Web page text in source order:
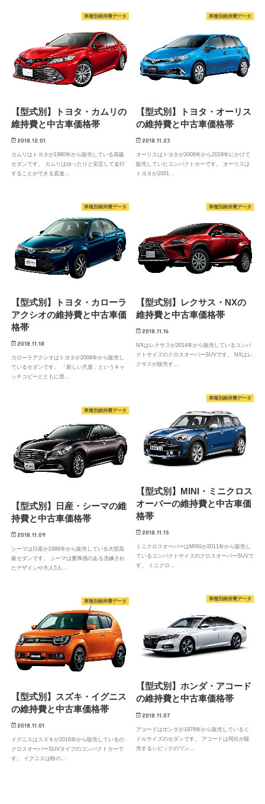
車種別維持費データ
【型式別】トヨタ・カムリの
維持費と中古車価格帯
2018.12.01
カムリはトヨタが1980年から販売している高級
セダンです。 カムリはゆったりと安定して走行
することができる直進…
車種別維持費データ
【型式別】トヨタ・オーリス
の維持費と中古車価格帯
2018.11.23
オーリスはトヨタが2006年から2018年にかけて
販売していたコンパクトカーです。 オーリスは
トヨタが2001…
車種別維持費データ
【型式別】トヨタ・カローラ
アクシオの維持費と中古車価
格帯
2018.11.18
カローラアクシオはトヨタが2006年から販売し
ているセダンです。 「新しい尺度」というキャ
ッチコピーとともに登…
車種別維持費データ
【型式別】レクサス・NXの
維持費と中古車価格帯
2018.11.16
NXはレクサスが2014年から販売しているコンパ
クトサイズのクロスオーバーSUVです。 NXはレ
クサスが販売す…
車種別維持費データ
【型式別】MINI・ミニクロス
オーバーの維持費と中古車価
格帯
2018.11.15
ミニクロスオーバーはMINIが2011年から販売し
ているコンパクトサイズのクロスオーバーSUVで
す。 ミニクロ…
車種別維持費データ
【型式別】日産・シーマの維
持費と中古車価格帯
2018.11.09
シーマは日産が1988年から販売している大型高
級セダンです。 シーマは重厚感のある洗練され
たデザインや大人5人…
車種別維持費データ
【型式別】ホンダ・アコード
の維持費と中古車価格帯
2018.11.07
アコードはホンダが1976年から販売しているミ
ドルサイズのセダンです。 アコードは同社が販
売するシビックのワン…
車種別維持費データ
【型式別】スズキ・イグニス
の維持費と中古車価格帯
2018.11.01
イグニスはスズキが2016年から販売しているの
クロスオーバーSUVタイプのコンパクトカーで
す。 イグニスは軽の…